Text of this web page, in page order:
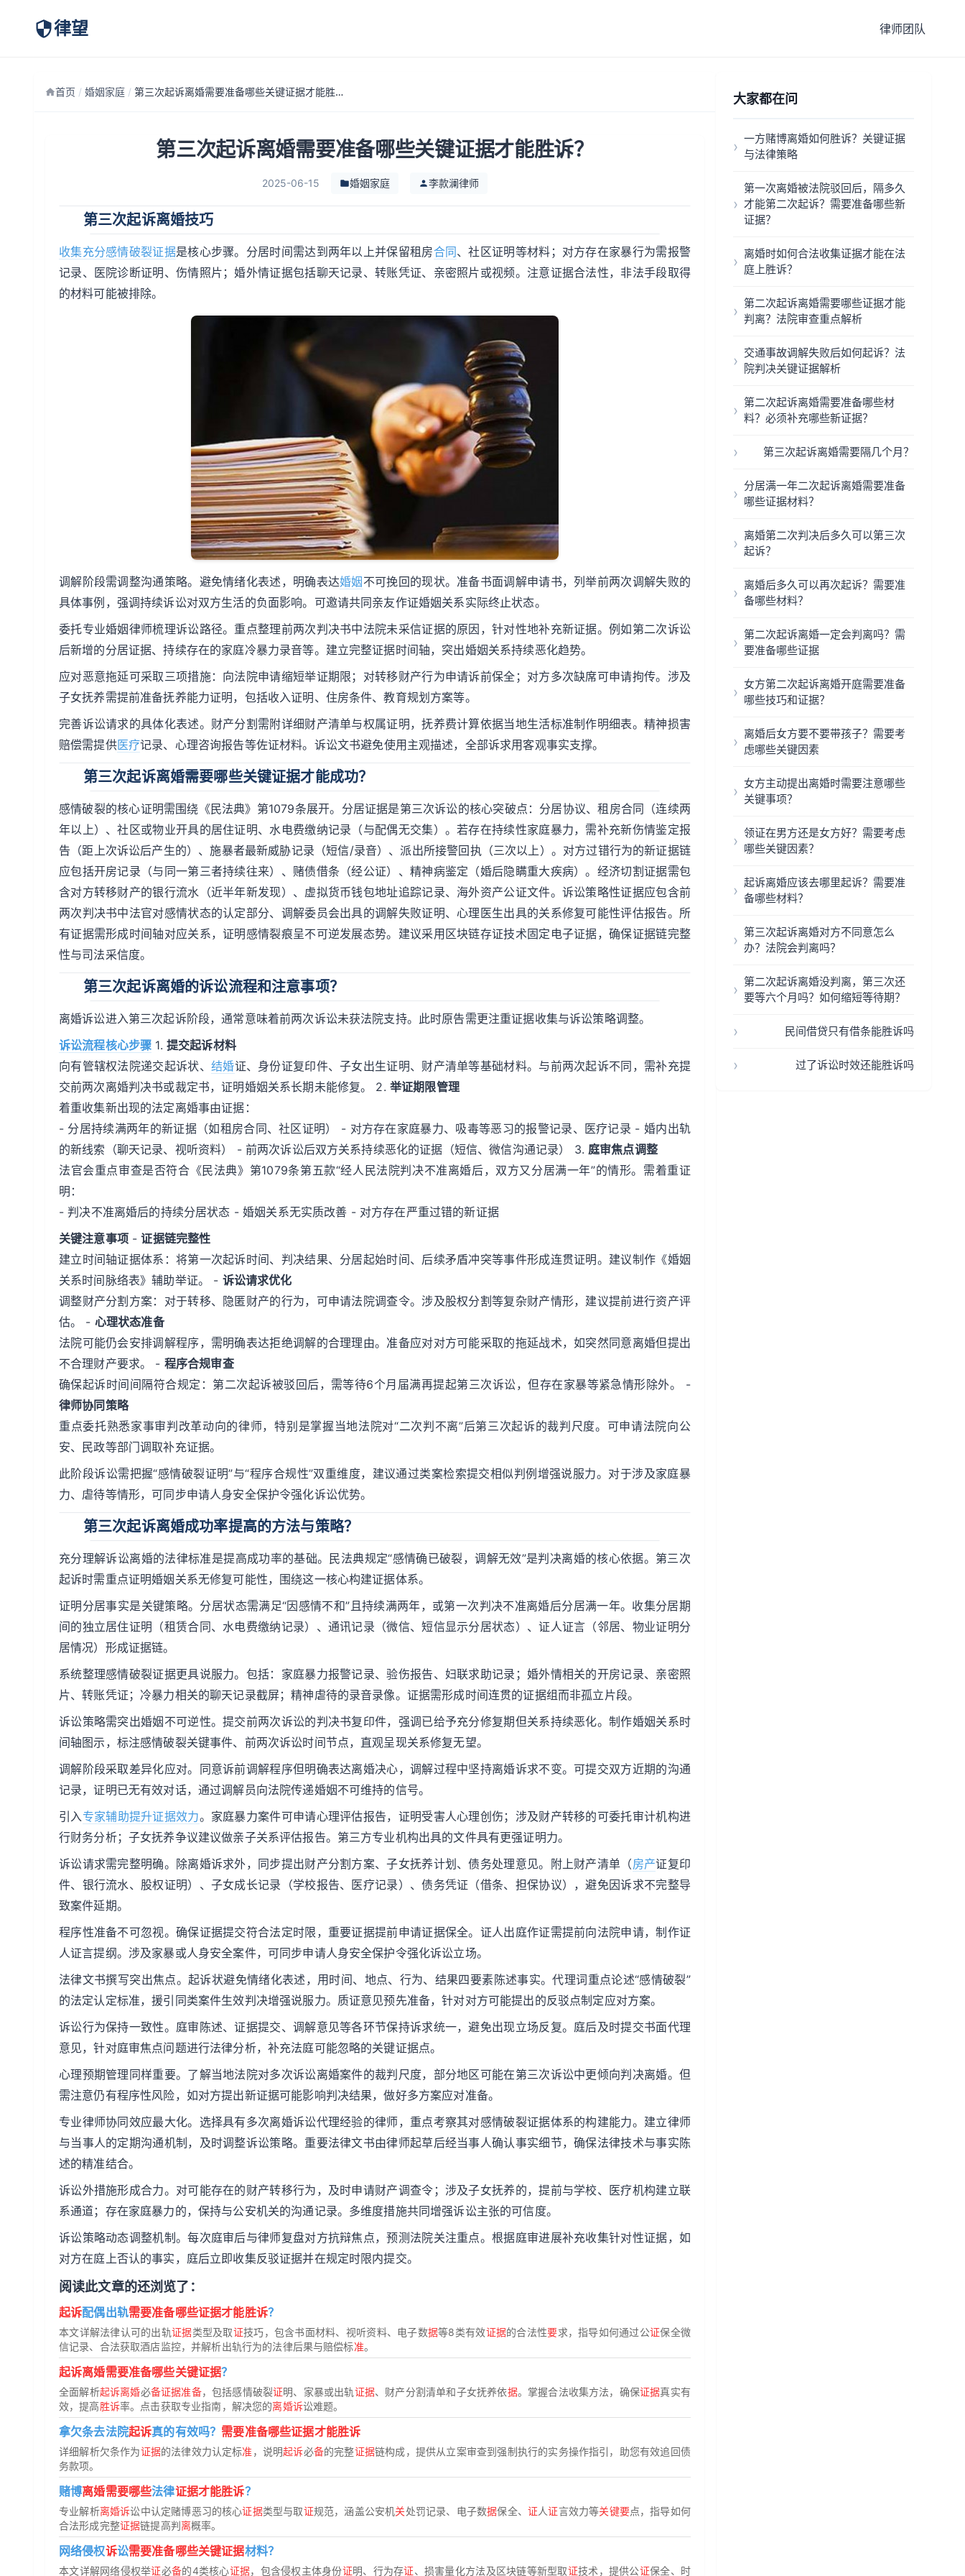
律望 律师团队
首页 / 婚姻家庭 / 第三次起诉离婚需要准备哪些关键证据才能胜诉？
第三次起诉离婚需要准备哪些关键证据才能胜诉？
2025-06-15 婚姻家庭 李款澜律师
第三次起诉离婚技巧
收集充分感情破裂证据是核心步骤。分居时间需达到两年以上并保留租房合同、社区证明等材料；对方存在家暴行为需报警
记录、医院诊断证明、伤情照片；婚外情证据包括聊天记录、转账凭证、亲密照片或视频。注意证据合法性，非法手段取得
的材料可能被排除。
调解阶段需调整沟通策略。避免情绪化表述，明确表达婚姻 不可挽回的现状。准备书面调解申请书，列举前两次调解失败的
具体事例，强调持续诉讼对双方生活的负面影响。可邀请共同亲友作证婚姻关系实际终止状态。
委托专业婚姻律师梳理诉讼路径。重点整理前两次判决书中法院未采信证据的原因，针对性地补充新证据。例如第二次诉讼
后新增的分居证据、持续存在的家庭冷暴力录音等。建立完整证据时间轴，突出婚姻关系持续恶化趋势。
应对恶意拖延可采取三项措施：向法院申请缩短举证期限；对转移财产行为申请诉前保全；对方多次缺席可申请拘传。涉及
子女抚养需提前准备抚养能力证明，包括收入证明、住房条件、教育规划方案等。
完善诉讼请求的具体化表述。财产分割需附详细财产清单与权属证明，抚养费计算依据当地生活标准制作明细表。精神损害
赔偿需提供医疗记录、心理咨询报告等佐证材料。诉讼文书避免使用主观描述，全部诉求用客观事实支撑。
第三次起诉离婚需要哪些关键证据才能成功？
感情破裂的核心证明需围绕《民法典》第1079条展开。分居证据是第三次诉讼的核心突破点：分居协议、租房合同（连续两
年以上）、社区或物业开具的居住证明、水电费缴纳记录（与配偶无交集）。若存在持续性家庭暴力，需补充新伤情鉴定报
告（距上次诉讼后产生的）、施暴者最新威胁记录（短信/录音）、派出所接警回执（三次以上）。对方过错行为的新证据链
应包括开房记录（与同一第三者持续往来）、赌债借条（经公证）、精神病鉴定（婚后隐瞒重大疾病）。经济切割证据需包
含对方转移财产的银行流水（近半年新发现）、虚拟货币钱包地址追踪记录、海外资产公证文件。诉讼策略性证据应包含前
两次判决书中法官对感情状态的认定部分、调解委员会出具的调解失败证明、心理医生出具的关系修复可能性评估报告。所
有证据需形成时间轴对应关系，证明感情裂痕呈不可逆发展态势。建议采用区块链存证技术固定电子证据，确保证据链完整
性与司法采信度。
第三次起诉离婚的诉讼流程和注意事项？
离婚诉讼进入第三次起诉阶段，通常意味着前两次诉讼未获法院支持。此时原告需更注重证据收集与诉讼策略调整。
诉讼流程核心步骤 1. 提交起诉材料
向有管辖权法院递交起诉状、 结婚证、身份证复印件、子女出生证明、财产清单等基础材料。与前两次起诉不同，需补充提
交前两次离婚判决书或裁定书，证明婚姻关系长期未能修复。 2. 举证期限管理
着重收集新出现的法定离婚事由证据：
- 分居持续满两年的新证据（如租房合同、社区证明） - 对方存在家庭暴力、吸毒等恶习的报警记录、医疗记录 - 婚内出轨
的新线索（聊天记录、视听资料） - 前两次诉讼后双方关系持续恶化的证据（短信、微信沟通记录） 3.庭审焦点调整
法官会重点审查是否符合《民法典》第1079条第五款“经人民法院判决不准离婚后，双方又分居满一年”的情形。需着重证
明：
- 判决不准离婚后的持续分居状态 - 婚姻关系无实质改善 - 对方存在严重过错的新证据
关键注意事项-证据链完整性
建立时间轴证据体系：将第一次起诉时间、判决结果、分居起始时间、后续矛盾冲突等事件形成连贯证明。建议制作《婚姻
关系时间脉络表》辅助举证。 - 诉讼请求优化
调整财产分割方案：对于转移、隐匿财产的行为，可申请法院调查令。涉及股权分割等复杂财产情形，建议提前进行资产评
估。 - 心理状态准备
法院可能仍会安排调解程序，需明确表达拒绝调解的合理理由。准备应对对方可能采取的拖延战术，如突然同意离婚但提出
不合理财产要求。 - 程序合规审查
确保起诉时间间隔符合规定：第二次起诉被驳回后，需等待6个月届满再提起第三次诉讼，但存在家暴等紧急情形除外。 -
律师协同策略
重点委托熟悉家事审判改革动向的律师，特别是掌握当地法院对“二次判不离”后第三次起诉的裁判尺度。可申请法院向公
安、民政等部门调取补充证据。
此阶段诉讼需把握“感情破裂证明”与“程序合规性”双重维度，建议通过类案检索提交相似判例增强说服力。对于涉及家庭暴
力、虐待等情形，可同步申请人身安全保护令强化诉讼优势。
第三次起诉离婚成功率提高的方法与策略？
充分理解诉讼离婚的法律标准是提高成功率的基础。民法典规定“感情确已破裂，调解无效”是判决离婚的核心依据。第三次
起诉时需重点证明婚姻关系无修复可能性，围绕这一核心构建证据体系。
证明分居事实是关键策略。分居状态需满足“因感情不和”且持续满两年，或第一次判决不准离婚后分居满一年。收集分居期
间的独立居住证明（租赁合同、水电费缴纳记录）、通讯记录（微信、短信显示分居状态）、证人证言（邻居、物业证明分
居情况）形成证据链。
系统整理感情破裂证据更具说服力。包括：家庭暴力报警记录、验伤报告、妇联求助记录；婚外情相关的开房记录、亲密照
片、转账凭证；冷暴力相关的聊天记录截屏；精神虐待的录音录像。证据需形成时间连贯的证据组而非孤立片段。
诉讼策略需突出婚姻不可逆性。提交前两次诉讼的判决书复印件，强调已给予充分修复期但关系持续恶化。制作婚姻关系时
间轴图示，标注感情破裂关键事件、前两次诉讼时间节点，直观呈现关系修复无望。
调解阶段采取差异化应对。同意诉前调解程序但明确表达离婚决心，调解过程中坚持离婚诉求不变。可提交双方近期的沟通
记录，证明已无有效对话，通过调解员向法院传递婚姻不可维持的信号。
引入专家辅助提升证据效力。家庭暴力案件可申请心理评估报告，证明受害人心理创伤；涉及财产转移的可委托审计机构进
行财务分析；子女抚养争议建议做亲子关系评估报告。第三方专业机构出具的文件具有更强证明力。
诉讼请求需完整明确。除离婚诉求外，同步提出财产分割方案、子女抚养计划、债务处理意见。附上财产清单（房产证复印
件、银行流水、股权证明）、子女成长记录（学校报告、医疗记录）、债务凭证（借条、担保协议），避免因诉求不完整导
致案件延期。
程序性准备不可忽视。确保证据提交符合法定时限，重要证据提前申请证据保全。证人出庭作证需提前向法院申请，制作证
人证言提纲。涉及家暴或人身安全案件，可同步申请人身安全保护令强化诉讼立场。
法律文书撰写突出焦点。起诉状避免情绪化表述，用时间、地点、行为、结果四要素陈述事实。代理词重点论述“感情破裂”
的法定认定标准，援引同类案件生效判决增强说服力。质证意见预先准备，针对对方可能提出的反驳点制定应对方案。
诉讼行为保持一致性。庭审陈述、证据提交、调解意见等各环节保持诉求统一，避免出现立场反复。庭后及时提交书面代理
意见，针对庭审焦点问题进行法律分析，补充法庭可能忽略的关键证据点。
心理预期管理同样重要。了解当地法院对多次诉讼离婚案件的裁判尺度，部分地区可能在第三次诉讼中更倾向判决离婚。但
需注意仍有程序性风险，如对方提出新证据可能影响判决结果，做好多方案应对准备。
专业律师协同效应最大化。选择具有多次离婚诉讼代理经验的律师，重点考察其对感情破裂证据体系的构建能力。建立律师
与当事人的定期沟通机制，及时调整诉讼策略。重要法律文书由律师起草后经当事人确认事实细节，确保法律技术与事实陈
述的精准结合。
诉讼外措施形成合力。对可能存在的财产转移行为，及时申请财产调查令；涉及子女抚养的，提前与学校、医疗机构建立联
系通道；存在家庭暴力的，保持与公安机关的沟通记录。多维度措施共同增强诉讼主张的可信度。
诉讼策略动态调整机制。每次庭审后与律师复盘对方抗辩焦点，预测法院关注重点。根据庭审进展补充收集针对性证据，如
对方在庭上否认的事实，庭后立即收集反驳证据并在规定时限内提交。
阅读此文章的还浏览了：
起诉配偶出轨需要准备哪些证据才能胜诉？
本文详解法律认可的出轨证据类型及取证技巧，包含书面材料、视听资料、电子数据等8类有效证据的合法性要求，指导如何通过公证保全微
信记录、合法获取酒店监控，并解析出轨行为的法律后果与赔偿标准。
起诉离婚需要准备哪些关键证据？
全面解析起诉离婚必备证据准备，包括感情破裂证明、家暴或出轨证据、财产分割清单和子女抚养依据。掌握合法收集方法，确保证据真实有
效，提高胜诉率。点击获取专业指南，解决您的离婚诉讼难题。
拿欠条去法院起诉真的有效吗？ 需要准备哪些证据才能胜诉
详细解析欠条作为证据的法律效力认定标准 ，说明起诉必备的完整证据链构成，提供从立案审查到强制执行的实务操作指引，助您有效追回债
务款项。
赌博离婚需要哪些法律证据才能胜诉？
专业解析离婚诉讼中认定赌博恶习的核心证据类型与取证规范，涵盖公安机关处罚记录、电子数据保全、 证人证言效力等关键要点，指导如何
合法形成完整证据链提高判离概率。
网络侵权诉讼需要准备哪些关键证据材料？
本文详解网络侵权举证必备的4类核心证据，包含侵权主体身份证明、行为存证、损害量化方法及区块链等新型取证技术，提供公证保全、时
大家都在问
一方赌博离婚如何胜诉？关键证据
与法律策略
第一次离婚被法院驳回后，隔多久
才能第二次起诉？需要准备哪些新
证据？
离婚时如何合法收集证据才能在法
庭上胜诉？
第二次起诉离婚需要哪些证据才能
判离？法院审查重点解析
交通事故调解失败后如何起诉？法
院判决关键证据解析
第二次起诉离婚需要准备哪些材
料？必须补充哪些新证据？
第三次起诉离婚需要隔几个月？
分居满一年二次起诉离婚需要准备
哪些证据材料？
离婚第二次判决后多久可以第三次
起诉？
离婚后多久可以再次起诉？需要准
备哪些材料？
第二次起诉离婚一定会判离吗？需
要准备哪些证据
女方第二次起诉离婚开庭需要准备
哪些技巧和证据？
离婚后女方要不要带孩子？需要考
虑哪些关键因素
女方主动提出离婚时需要注意哪些
关键事项？
领证在男方还是女方好？需要考虑
哪些关键因素？
起诉离婚应该去哪里起诉？需要准
备哪些材料？
第三次起诉离婚对方不同意怎么
办？法院会判离吗？
第二次起诉离婚没判离，第三次还
要等六个月吗？如何缩短等待期？
民间借贷只有借条能胜诉吗
过了诉讼时效还能胜诉吗